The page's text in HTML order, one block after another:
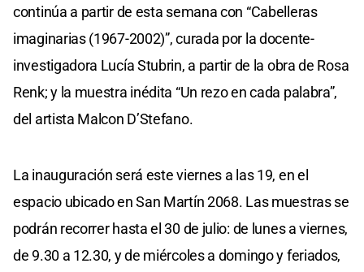
continúa a partir de esta semana con “Cabelleras
imaginarias (1967-2002)”, curada por la docente-
investigadora Lucía Stubrin, a partir de la obra de Rosa
Renk; y la muestra inédita “Un rezo en cada palabra”,
del artista Malcon D’Stefano.
La inauguración será este viernes a las 19, en el
espacio ubicado en San Martín 2068. Las muestras se
podrán recorrer hasta el 30 de julio: de lunes a viernes,
de 9.30 a 12.30, y de miércoles a domingo y feriados,